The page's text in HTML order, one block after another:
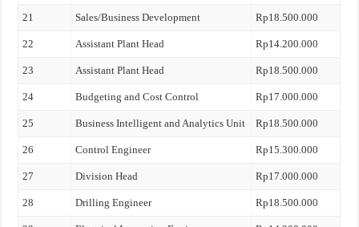
21 Sales/Business Development Rp18.500.000
22 Assistant Plant Head Rp14.200.000
23 Assistant Plant Head Rp18.500.000
24 Budgeting and Cost Control Rp17.000.000
25 Business Intelligent and Analytics Unit Rp18.500.000
26 Control Engineer Rp15.300.000
27 Division Head Rp17.000.000
28 Drilling Engineer Rp18.500.000